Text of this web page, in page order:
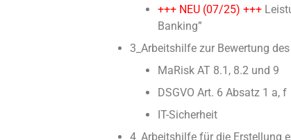
+++ NEU (07/25) +++
Banking”
3_Arbeitshilfe zur Bewertung
MaRisk AT 8.1, 8.2 und 9
DSGVO Art. 6 Absatz 1 a, f
IT-Sicherheit
4_Arbeitshilfe für die Erstellung